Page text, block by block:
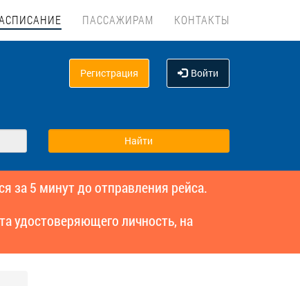
ПАССАЖИРАМ КОНТАКТЫ
Регистрация Войти
за 5 минут до отправления рейса.
удостоверяющего личность, на